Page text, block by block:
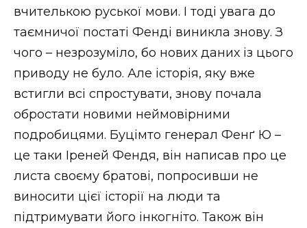
вчителькою руської мови. І тоді увага до
таємничої постаті Фенді виникла знову. З
чого – незрозуміло, бо нових даних із цього
приводу не було. Але історія, яку вже
встигли всі спростувати, знову почала
обростати новими неймовірними
подробицями. Буцімто генерал Фенґ Ю –
це таки Іреней Фендя, він написав про це
листа своєму братові, попросивши не
виносити цієї історії на люди та
підтримувати його інкогніто. Також він